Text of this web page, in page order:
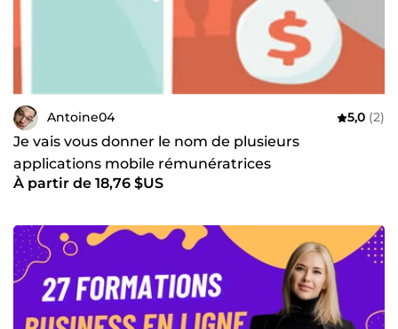
Antoine04 5,0 (2)
Je vais vous donner le nom de plusieurs
applications mobile rémunératrices
À partir de 18,76 $US